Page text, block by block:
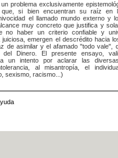
problema exclusivamente
si bien encuentran su raíz en
el llamado mundo externo y
muy concreto que justifica y
haber un criterio confiable y
emergen el descrédito hacia
de asimilar y el afamado "todo vale",
Dinero. El presente ensayo,
un intento por aclarar las
al misantropía, el
sexismo, racismo...)